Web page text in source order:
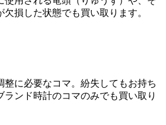
損した状態でも買い取ります。
整に必要なコマ。紛失してもお持ち
ランド時計のコマのみでも買い取り